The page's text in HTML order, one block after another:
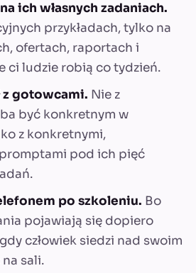
ich własnych zadaniach.
przykładach, tylko na
ofertach, raportach i
ci ludzie robią co tydzień.
z gotowcami. Nie z
być konkretnym w
z konkretnymi,
pod ich pięć
po szkoleniu. Bo
pojawiają się dopiero
człowiek siedzi nad swoim
sali.